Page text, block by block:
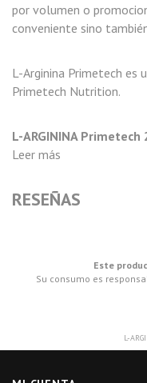
por volumen o
conveniente sino
L-Arginina Primetech es
Primetech Nutrition.
L-ARGININA
Leer más
RESEÑAS
Este
Su consumo es
L-